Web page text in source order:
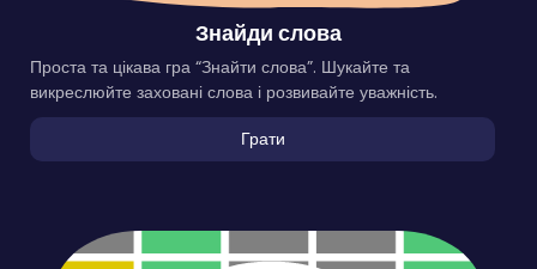
Знайди слова
Проста та цікава гра “Знайти слова”. Шукайте та
викреслюйте заховані слова і розвивайте уважність.
Грати